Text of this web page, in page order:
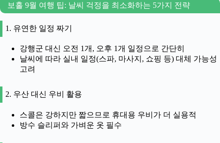
보홀 9월 여행 팁: 날씨 걱정을 최소화하는 5가지 전략
1. 유연한 일정 짜기
강행군 대신 오전 1개, 오후 1개 일정으로 간단히
날씨에 따라 실내 일정(스파, 마사지, 쇼핑 등) 대체 가능성
고려
2. 우산 대신 우비 활용
스콜은 강하지만 짧으므로 휴대용 우비가 더 실용적
방수 슬리퍼와 가벼운 옷 필수